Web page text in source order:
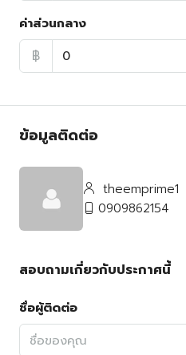
ค่าส่วนกลาง
฿
ข้อมูลติดต่อ
theemprime1
0909862154
สอบถามเกี่ยวกับประกาศนี้
ชื่อผู้ติดต่อ